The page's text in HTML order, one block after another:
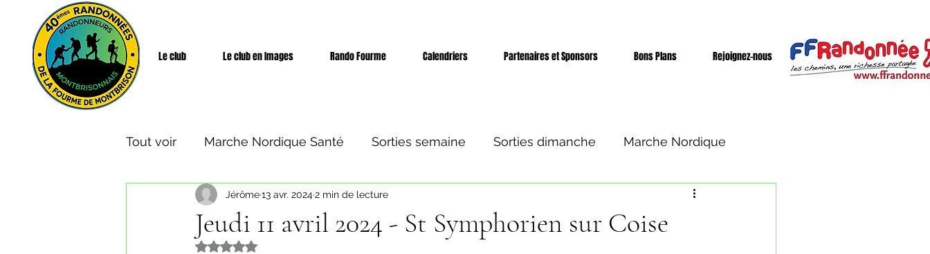
Le club Le club en Images Rando Fourme Calendriers Partenaires et Sponsors Bons Plans Rejoignez-nous
Tout voir Marche Nordique Santé Sorties semaine Sorties dimanche Marche Nordique
Rando Santé Week-end et séjours
Jeudi 11 avril 2024 - St Symphorien sur Coise
Jérôme13 avr. 20242 min de lecture
Noté NaN étoiles sur 5.